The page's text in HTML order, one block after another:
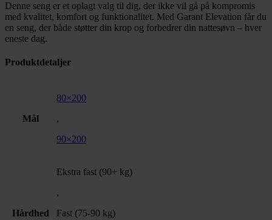
Denne seng er et oplagt valg til dig, der ikke vil gå på kompromis
med kvalitet, komfort og funktionalitet. Med Garant Elevation får du
en seng, der både støtter din krop og forbedrer din nattesøvn – hver
eneste dag.
Produktdetaljer
Mål
80×200
,
90×200
Hårdhed
Ekstra fast (90+ kg)
,
Fast (75-90 kg)